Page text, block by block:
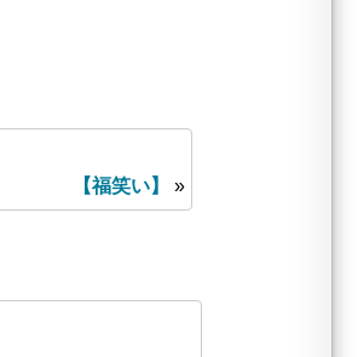
【福笑い】
»